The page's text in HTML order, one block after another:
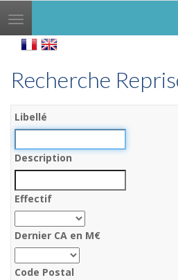
Toggle
navigation
Recherche
Libellé
Description
Effectif
Dernier CA en M€
Code Postal